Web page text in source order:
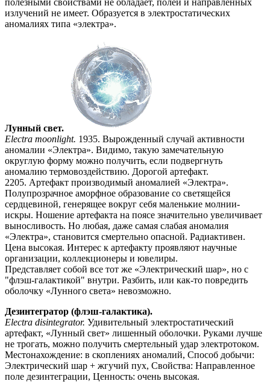
полезными свойствами не обладает, полей и направленных
излучений не имеет. Образуется в электростатических
аномалиях типа «электра».
Лунный свет.
Electra moonlight. 1935. Вырожденный случай активности
аномалии «Электра». Видимо, такую замечательную
округлую форму можно получить, если подвергнуть
аномалию термовоздействию. Дорогой артефакт.
2205. Артефакт производимый аномалией «Электра».
Полупрозрачное аморфное образование со светящейся
сердцевиной, генерящее вокруг себя маленькие молнии-
искры. Ношение артефакта на поясе значительно увеличивает
выносливость. Но любая, даже самая слабая аномалия
«Электра», становится смертельно опасной. Радиактивен.
Цена высокая. Интерес к артефакту проявляют научные
организации, коллекционеры и ювелиры.
Представляет собой все тот же «Электрический шар», но с
"флэш-галактикой" внутри. Разбить, или как-то повредить
оболочку «Лунного света» невозможно.
Дезинтегратор (флэш-галактика).
Electra disintegrator. Удивительный электростатический
артефакт, «Лунный свет» лишенный оболочки. Руками лучше
не трогать, можно получить смертельный удар электротоком.
Местонахождение: в скоплениях аномалий, Способ добычи:
Электрический шар + жгучий пух, Свойства: Направленное
поле дезинтеграции, Ценность: очень высокая.